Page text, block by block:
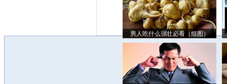
男人吃什么强壮必看（组图）